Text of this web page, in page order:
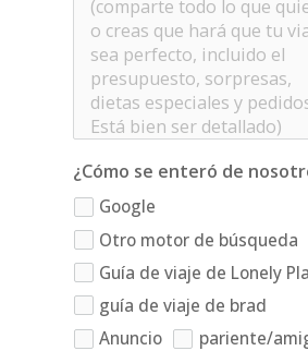
¿Cómo se enteró de
Google
Otro motor de búsqueda
Guía de viaje de Lonely
guía de viaje de brad
Anuncio
pariente/